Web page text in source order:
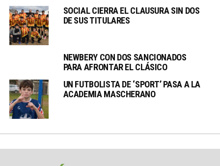
SOCIAL CIERRA EL CLAUSURA SIN DOS
DE SUS TITULARES
NEWBERY CON DOS SANCIONADOS
PARA AFRONTAR EL CLÁSICO
UN FUTBOLISTA DE ‘SPORT’ PASA A LA
ACADEMIA MASCHERANO